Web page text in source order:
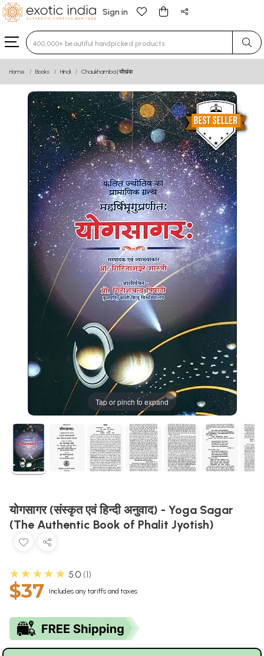
Sign in
Type 3 or more characters for results.
Home Books Hindi Chaukhamba | चौखंबा
Tap or pinch to expand
योगसागर (संस्कृत एवं हिन्दी अनुवाद) - Yoga Sagar
(The Authentic Book of Phalit Jyotish)
★★★★★ 5.0 1
$37 Includes any tariffs and taxes